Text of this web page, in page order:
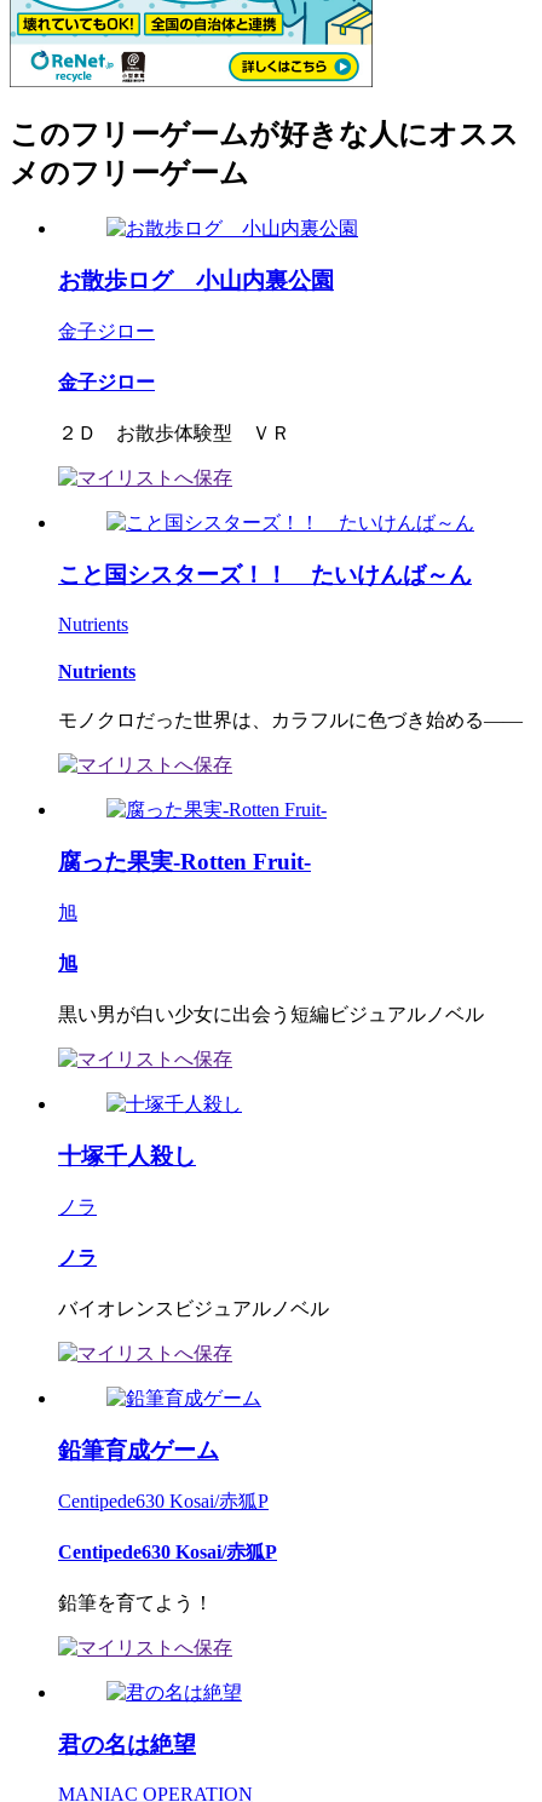
このフリーゲームが好きな人にオスス
メのフリーゲーム
お散歩ログ 小山内裏公園
金子ジロー
金子ジロー
２Ｄ お散歩体験型 ＶＲ
こと国シスターズ！！ たいけんば～ん
Nutrients
Nutrients
モノクロだった世界は、カラフルに色づき始める――
腐った果実-Rotten Fruit-
旭
旭
黒い男が白い少女に出会う短編ビジュアルノベル
十塚千人殺し
ノラ
ノラ
バイオレンスビジュアルノベル
鉛筆育成ゲーム
Centipede630 Kosai/赤狐P
Centipede630 Kosai/赤狐P
鉛筆を育てよう！
君の名は絶望
MANIAC OPERATION